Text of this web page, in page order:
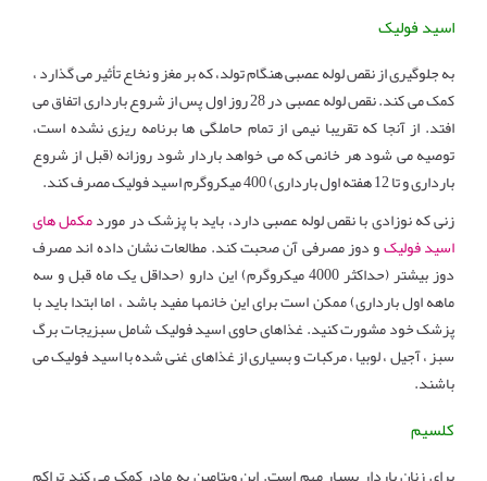
اسید فولیک
به جلوگیری از نقص لوله عصبی هنگام تولد، که بر مغز و نخاع تأثیر می گذارد ،
کمک می کند. نقص لوله عصبی در 28 روز اول پس از شروع بارداری اتفاق می
افتد. از آنجا که تقریبا نیمی از تمام حاملگی ها برنامه ریزی نشده است،
توصیه می شود هر خانمی که می خواهد باردار شود روزانه (قبل از شروع
بارداری و تا 12 هفته اول بارداری) 400 میکروگرم اسید فولیک مصرف کند.
زنی که نوزادی با نقص لوله عصبی دارد، باید با پزشک در موردمکمل های
اسید فولیکو دوز مصرفی آن صحبت کند. مطالعات نشان داده اند مصرف
دوز بیشتر (حداکثر 4000 میکروگرم) این دارو (حداقل یک ماه قبل و سه
ماهه اول بارداری) ممکن است برای این خانمها مفید باشد ، اما ابتدا باید با
پزشک خود مشورت کنید. غذاهای حاوی اسید فولیک شامل سبزیجات برگ
سبز ، آجیل ، لوبیا ، مرکبات و بسیاری از غذاهای غنی شده با اسید فولیک می
باشند.
کلسیم